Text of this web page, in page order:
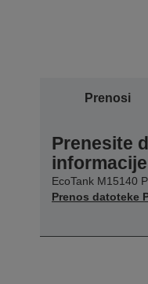
Prenosi
Prenesite
informacije
EcoTank M15140
Prenos datoteke